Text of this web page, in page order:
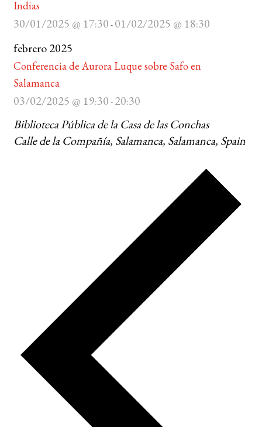
Indias
30/01/2025 @ 17:30-01/02/2025 @ 18:30
febrero 2025
Conferencia de Aurora Luque sobre Safo en
Salamanca
03/02/2025 @ 19:30-20:30
Biblioteca Pública de la Casa de las Conchas
Calle de la Compañía, Salamanca, Salamanca, Spain